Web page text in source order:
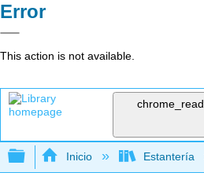
Error
This action is not available.
Expandir/contraer
Inicio Estantería